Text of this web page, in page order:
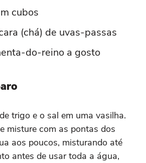
cubos
(chá) de uvas-passas
do-reino a gosto
trigo e o sal em uma vasilha.
misture com as pontas dos
aos poucos, misturando até
antes de usar toda a água,